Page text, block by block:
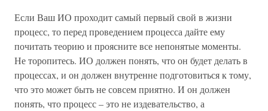
Если Ваш ИО проходит самый первый свой в жизни
процесс, то перед проведением процесса дайте ему
почитать теорию и проясните все непонятые моменты.
Не торопитесь. ИО должен понять, что он будет делать в
процессах, и он должен внутренне подготовиться к тому,
что это может быть не совсем приятно. И он должен
понять, что процесс – это не издевательство, а